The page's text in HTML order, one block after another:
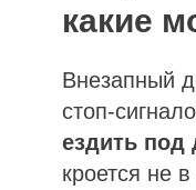
какие
Внезапный
стоп-
ездить под
кроется не